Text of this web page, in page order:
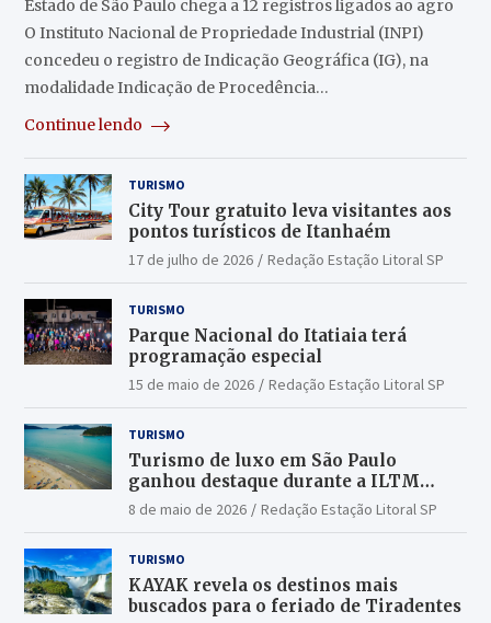
Estado de São Paulo chega a 12 registros ligados ao agro
O Instituto Nacional de Propriedade Industrial (INPI)
concedeu o registro de Indicação Geográfica (IG), na
modalidade Indicação de Procedência…
Continue lendo
TURISMO
City Tour gratuito leva visitantes aos
pontos turísticos de Itanhaém
17 de julho de 2026 Redação Estação Litoral SP
TURISMO
Parque Nacional do Itatiaia terá
programação especial
15 de maio de 2026 Redação Estação Litoral SP
TURISMO
Turismo de luxo em São Paulo
ganhou destaque durante a ILTM
Latin America 2026
8 de maio de 2026 Redação Estação Litoral SP
TURISMO
KAYAK revela os destinos mais
buscados para o feriado de Tiradentes